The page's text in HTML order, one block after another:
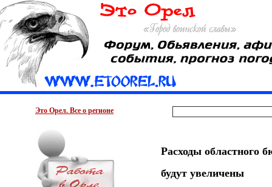
Это Орел. Все о регионе
Расходы областного
будут увеличены